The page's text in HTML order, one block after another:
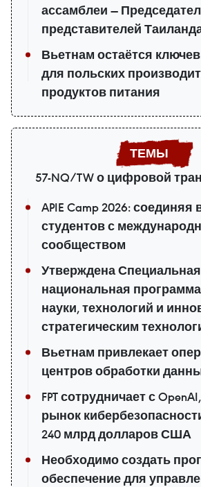
ассамблеи —
представителей
Вьетнам остаётся
для польских
продуктов питания
57-NQ/TW о цифровой
APIE Camp 2026:
студентов с
сообществом
Утверждена Специальная
национальная
науки, технологий и
стратегическим
Вьетнам привлекает
центров обработки
FPT сотрудничает с
рынок
240 млрд долларов США
Необходимо создать
обеспечение для